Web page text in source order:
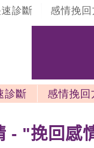
診斷 感情挽
診斷
感情挽
- "挽回感